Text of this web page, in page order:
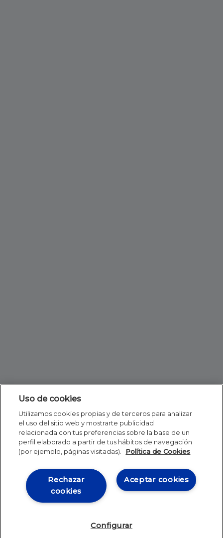
Uso de cookies
Utilizamos cookies propias y de terceros para analizar
el uso del sitio web y mostrarte publicidad
relacionada con tus preferencias sobre la base de un
perfil elaborado a partir de tus hábitos de navegación
(por ejemplo, páginas visitadas).
Política de Cookies
Aceptar cookies
Rechazar
cookies
Configurar